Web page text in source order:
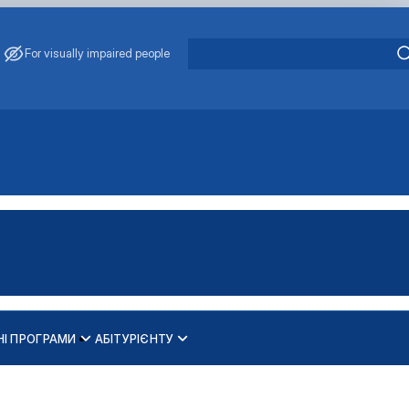
For visually impaired people
ПРОГРАМИ АБІТУРІЄНТУ